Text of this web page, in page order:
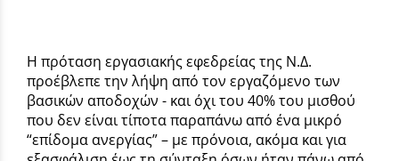
Η πρόταση εργασιακής εφεδρείας της Ν.Δ.
προέβλεπε την λήψη από τον εργαζόμενο των
βασικών αποδοχών - και όχι του 40% του μισθού
που δεν είναι τίποτα παραπάνω από ένα μικρό
“επίδομα ανεργίας” – με πρόνοια, ακόμα και για